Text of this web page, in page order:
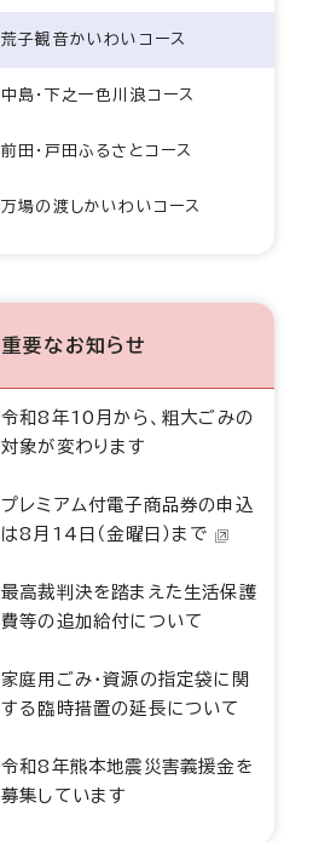
荒子観音かいわいコース
中島・下之一色川浪コース
前田・戸田ふるさとコース
万場の渡しかいわいコース
重要なお知らせ
令和8年10月から、粗大ごみの
対象が変わります
プレミアム付電子商品券の申込
は8月14日（金曜日）まで
最高裁判決を踏まえた生活保護
費等の追加給付について
家庭用ごみ・資源の指定袋に関
する臨時措置の延長について
令和8年熊本地震災害義援金を
募集しています